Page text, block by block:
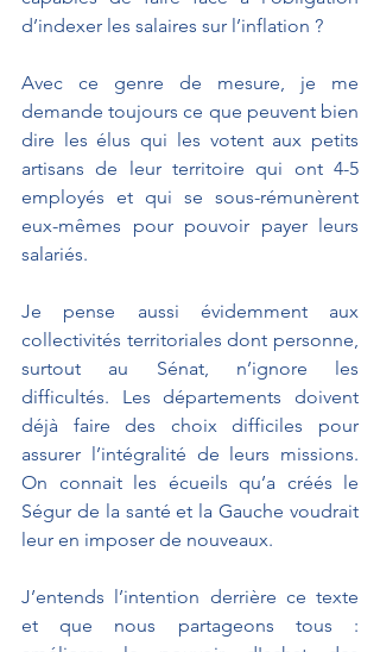
d’indexer les salaires sur l’inflation ?
Avec ce genre de mesure, je me
demande toujours ce que peuvent bien
dire les élus qui les votent aux petits
artisans de leur territoire qui ont 4-5
employés et qui se sous-rémunèrent
eux-mêmes pour pouvoir payer leurs
salariés.
Je pense aussi évidemment aux
collectivités territoriales dont personne,
surtout au Sénat, n’ignore les
difficultés. Les départements doivent
déjà faire des choix difficiles pour
assurer l’intégralité de leurs missions.
On connait les écueils qu’a créés le
Ségur de la santé et la Gauche voudrait
leur en imposer de nouveaux.
J’entends l’intention derrière ce texte
et que nous partageons tous :